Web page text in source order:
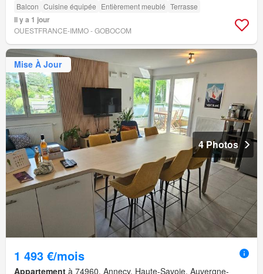
Balcon Cuisine équipée Entièrement meublé Terrasse
Il y a 1 jour
OUESTFRANCE-IMMO - GOBOCOM
Mise À Jour
4 Photos
1 493 €/mois
Appartement à 74960, Annecy, Haute-Savoie, Auvergne-